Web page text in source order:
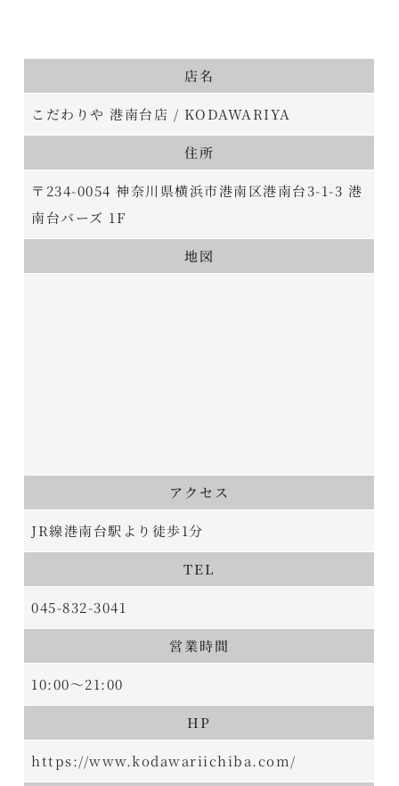
店名
こだわりや 港南台店 / KODAWARIYA
住所
〒234-0054 神奈川県横浜市港南区港南台3-1-3 港
南台バーズ 1F
地図
アクセス
JR線港南台駅より徒歩1分
TEL
045-832-3041
営業時間
10:00～21:00
HP
https://www.kodawariichiba.com/